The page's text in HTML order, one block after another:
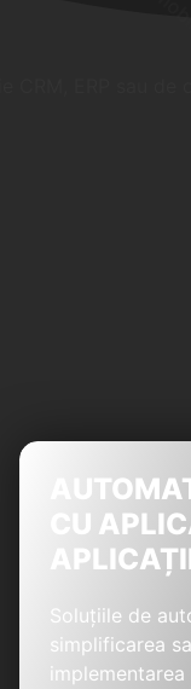
CU
Soluțiile de
simplificarea